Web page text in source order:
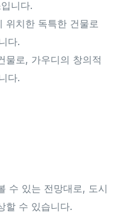
니다.
위치한 독특한 건물로
다.
물로, 가우디의 창의적
다.
수 있는 전망대로, 도시
할 수 있습니다.